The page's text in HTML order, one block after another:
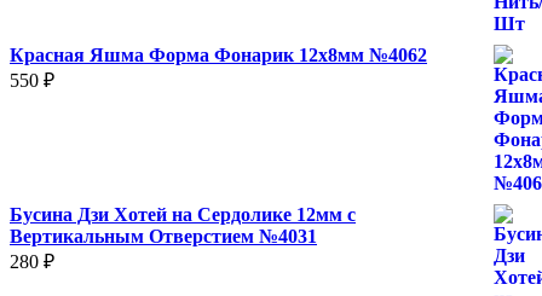
Красная Яшма Форма Фонарик 12x8мм №4062
550 ₽
Бусина Дзи Хотей на Сердолике 12мм с
Вертикальным Отверстием №4031
280 ₽